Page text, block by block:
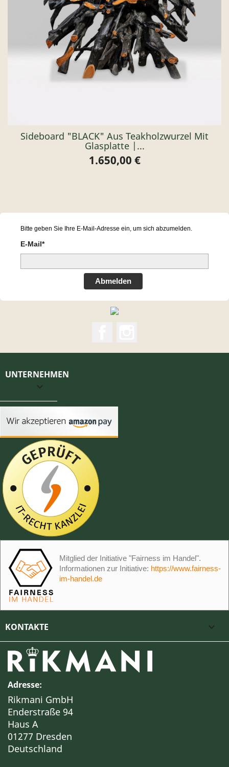
Sideboard "BLACK" Aus Teakholzwurzel Mit
Glasplatte |...
Preis
1.650,00 €
Bitte geben Sie Ihre E-Mail-Adresse ein, um sich abzumelden.
E-Mail*
Abmelden
UNTERNEHMEN

Mitglied der Initiative "Fairness im Handel".
Informationen zur Initiative: https://www.fairness-
im-handel.de
KONTAKTE 
Adresse:
Rikmani GmbH
Enderstraße 94
Haus A
01277 Dresden
Deutschland